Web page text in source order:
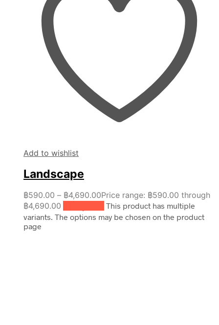
Add to wishlist
Landscape
฿590.00 – ฿4,690.00Price range: ฿590.00 through
฿4,690.00
This product has multiple
variants. The options may be chosen on the product
page